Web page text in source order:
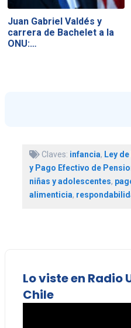
Juan Gabriel Valdés y
carrera de Bachelet a la
ONU:…
Claves: infancia, Ley
y Pago Efectivo de
niñas y adolescentes,
alimenticia,
Lo viste en Radio
Chile